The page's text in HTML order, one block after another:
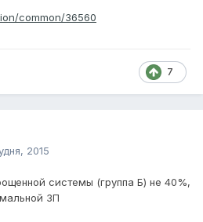
common/36560
7
2015
системы (группа Б) не 40%,
ЗП